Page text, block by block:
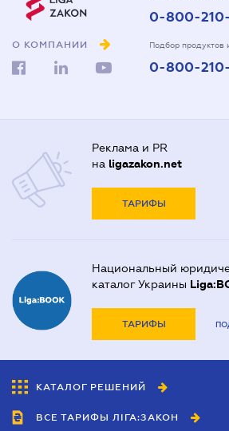
О КОМПАНИИ
0-800-
Подбор продуктов
0-800-
Реклама и PR
на ligazakon.net
ТАРИФЫ
Национальный
каталог Украины
ТАРИФЫ
КАТАЛОГ РЕШЕНИЙ
ВСЕ ТАРИФЫ ЛІГА:ЗАКОН